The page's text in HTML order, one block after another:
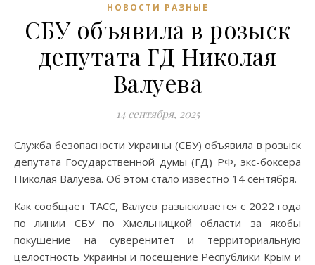
НОВОСТИ РАЗНЫЕ
СБУ объявила в розыск
депутата ГД Николая
Валуева
14 сентября, 2025
Служба безопасности Украины (СБУ) объявила в розыск
депутата Государственной думы (ГД) РФ, экс-боксера
Николая Валуева. Об этом стало известно 14 сентября.
Как сообщает ТАСС, Валуев разыскивается с 2022 года
по линии СБУ по Хмельницкой области за якобы
покушение на суверенитет и территориальную
целостность Украины и посещение Республики Крым и